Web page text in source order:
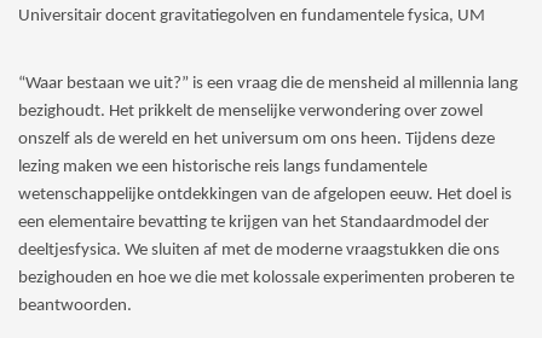
Universitair docent gravitatiegolven en fundamentele fysica, UM
“Waar bestaan we uit?” is een vraag die de mensheid al millennia lang
bezighoudt. Het prikkelt de menselijke verwondering over zowel
onszelf als de wereld en het universum om ons heen. Tijdens deze
lezing maken we een historische reis langs fundamentele
wetenschappelijke ontdekkingen van de afgelopen eeuw. Het doel is
een elementaire bevatting te krijgen van het Standaardmodel der
deeltjesfysica. We sluiten af met de moderne vraagstukken die ons
bezighouden en hoe we die met kolossale experimenten proberen te
beantwoorden.